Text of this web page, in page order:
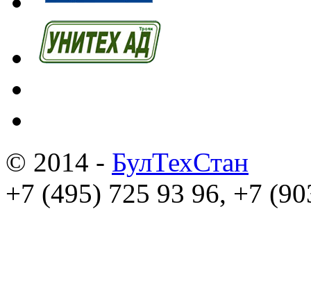
© 2014 - БулТехСтан
+7 (495) 725 93 96, +7